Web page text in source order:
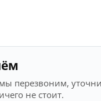
перезвоним,
не стоит.